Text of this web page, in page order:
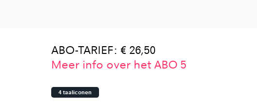
ABO-TARIEF: € 26,50
Meer info over het ABO 5
4 taaliconen